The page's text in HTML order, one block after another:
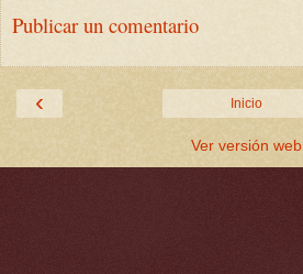
Publicar un comentario
‹ Inicio
Ver versión web